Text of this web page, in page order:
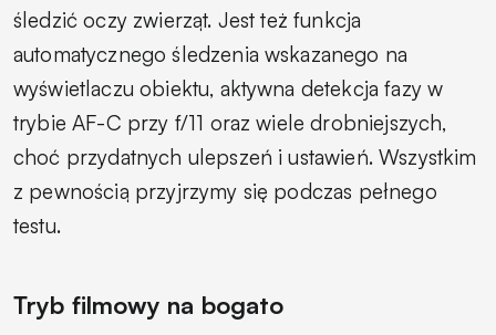
śledzić oczy zwierząt. Jest też funkcja
automatycznego śledzenia wskazanego na
wyświetlaczu obiektu, aktywna detekcja fazy w
trybie AF-C przy f/11 oraz wiele drobniejszych,
choć przydatnych ulepszeń i ustawień. Wszystkim
z pewnością przyjrzymy się podczas pełnego
testu.
Tryb filmowy na bogato